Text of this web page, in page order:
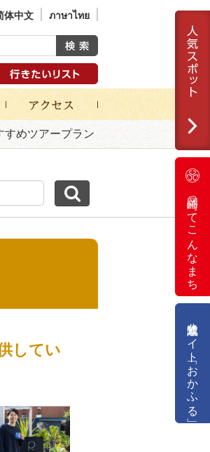
体中文 ภาษาไทย
すめツアープラン
岡崎ってこんなまち
公式通販サイト「おかふる」
してい